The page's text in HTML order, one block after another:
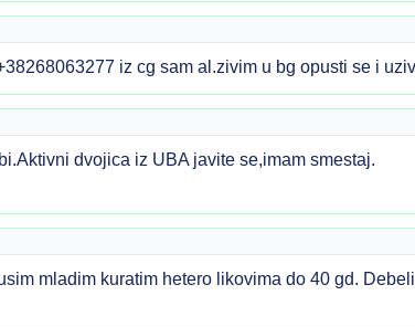
iz cg sam al.zivim u bg opusti se i
dvojica iz UBA javite se,imam smestaj.
mladim kuratim hetero likovima do 40 gd.